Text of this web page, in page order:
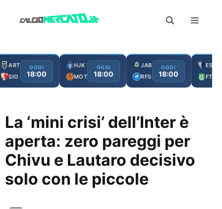
Menu
ART
SIO
OGGI
18:00
HJK
MOT
OGGI
18:00
JAB
RFS
OGGI
18:00
ESC
FTA
La ‘mini crisi’ dell’Inter è
aperta: zero pareggi per
Chivu e Lautaro decisivo
solo con le piccole